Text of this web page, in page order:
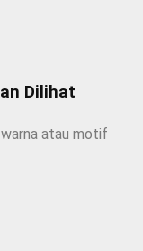
Dilihat
warna atau motif